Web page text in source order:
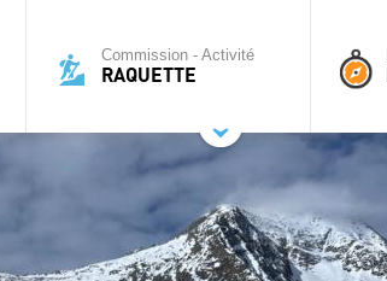
Commission - Activité
RAQUETTE